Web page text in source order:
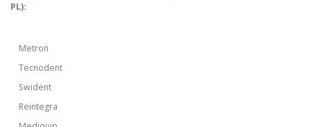
PL):
Metron
Tecnodent
Swident
Reintegra